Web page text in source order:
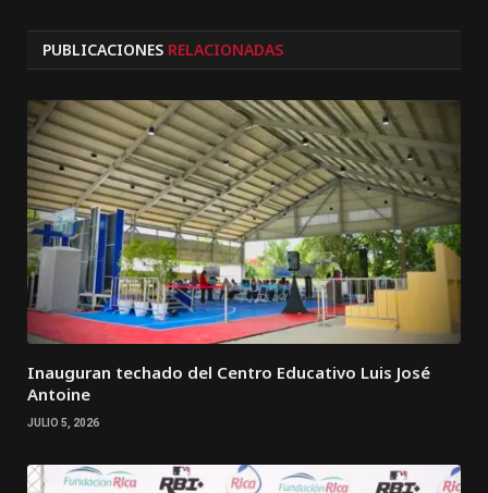
PUBLICACIONES RELACIONADAS
Inauguran techado del Centro Educativo Luis José
Antoine
JULIO 5, 2026